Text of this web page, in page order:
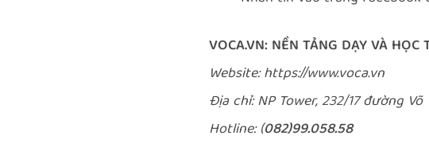
VOCA.VN: NỀN TẢNG DẠY VÀ
Website:https://www.voca.vn
Địa chỉ: NP Tower, 232/17 đường
Hotline: (082)99.058.58